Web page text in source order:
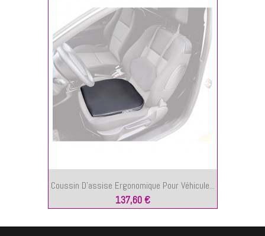
Coussin D’assise Ergonomique Pour Véhicule...
137,60 €